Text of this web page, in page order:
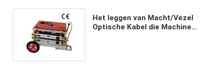
Het leggen van Macht/Vezel
Optische Kabel die Machine